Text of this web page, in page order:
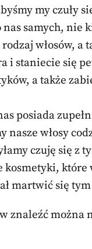
my czuły
samych, nie
włosów,
i staniecie się
a także
posiada
nasze włosy
czuję się z
kosmetyki,
martwić się tym
znaleźć można